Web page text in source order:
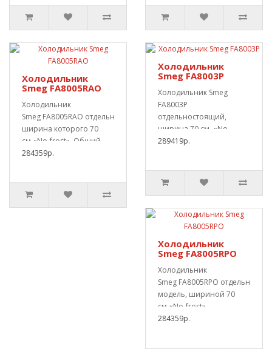
Холодильник
Smeg FA8005RAO
Холодильник
Smeg FA8005RAO отдельностоящий,
ширина которого 70
см.«No-frost». Общий
объём ..
284359р.
Холодильник
Smeg FA8003P
Холодильник Smeg
FA8003P
отдельностоящий,
ширина 70 см. «No-
frost».Суммарный объём
289419р.
Холодильник
Smeg FA8005RPO
Холодильник
Smeg FA8005RPO
модель, шириной 70
см.«No-frost».
Совокупный об..
284359р.